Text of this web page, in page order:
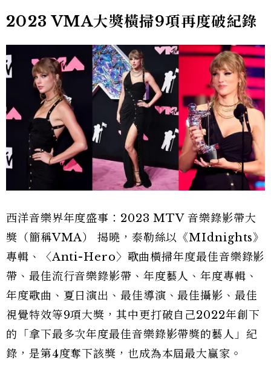
2023 VMA大獎橫掃9項再度破紀錄
西洋音樂界年度盛事：2023 MTV 音樂錄影帶大
獎（簡稱VMA） 揭曉，泰勒絲以《MIdnights》
專輯、〈Anti-Hero〉歌曲橫掃年度最佳音樂錄影
帶、最佳流行音樂錄影帶、年度藝人、年度專輯、
年度歌曲、夏日演出、最佳導演、最佳攝影、最佳
視覺特效等9項大獎，其中更打破自己2022年創下
的「拿下最多次年度最佳音樂錄影帶獎的藝人」紀
錄，是第4度奪下該獎，也成為本屆最大贏家。